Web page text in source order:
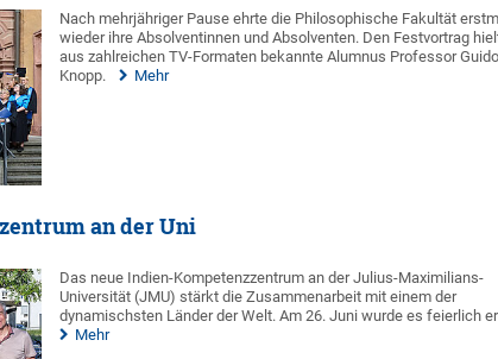
Nach mehrjähriger Pause ehrte die Philosophische Fakultät
wieder ihre Absolventinnen und Absolventen. Den Festvortrag
aus zahlreichen TV-Formaten bekannte Alumnus Professor Guido
Knopp.
Mehr
an der Uni
Das neue Indien-Kompetenzzentrum an der Julius-Maximilians-
Universität (JMU) stärkt die Zusammenarbeit mit einem der
dynamischsten Länder der Welt. Am 26. Juni wurde es feierlich
Mehr